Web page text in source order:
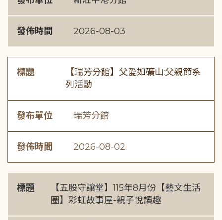
發佈時間 2026-08-03
標題
【瑞芳分館】父愛如礦山:父親節系
列活動
發布單位 瑞芳分館
發佈時間 2026-08-02
標題
【五股守讓堂】115年8月份【藝文生活
圈】彩虹故事屋-親子悅讀趣